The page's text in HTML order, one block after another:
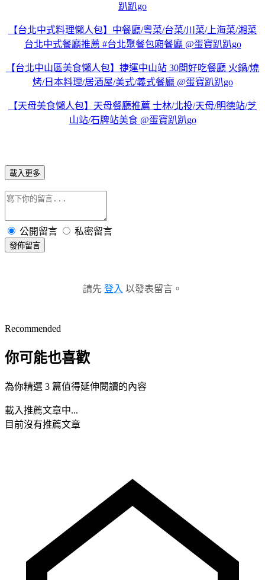
趴趴go
【台北中式料理懶人包】中餐廳/粵菜/台菜/川菜/上海菜/湘菜
台北中式餐廳推薦 #台北聚餐包廂餐廳 @蛋寶趴趴go
【台北中山區美食懶人包】捷運中山站 30間好吃餐廳 火鍋/燒
烤/日本料理/居酒屋/美式/義式餐廳 @蛋寶趴趴go
【天母美食懶人包】天母餐廳推薦 士林/北投/天母/明德站/芝
山站/石牌站美食 @蛋寶趴趴go
載入更多
公開留言 私密留言
發佈留言
請先 登入 以發表留言。
Recommended
你可能也喜歡
為你精選 3 篇值得延伸閱讀的內容
載入推薦文章中...
目前沒有推薦文章